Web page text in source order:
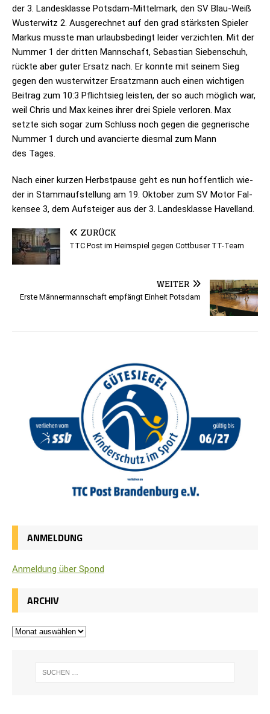
der 3. Lan­des­klasse Pots­dam-Mit­tel­mark, den SV Blau-Weiß
Wus­ter­witz 2. Aus­ge­rech­net auf den grad stärks­ten Spie­ler
Mar­kus musste man urlaubs­be­dingt lei­der ver­zich­ten. Mit der
Num­mer 1 der drit­ten Mann­schaft, Sebas­tian Sie­ben­schuh,
rückte aber guter Ersatz nach. Er konnte mit sei­nem Sieg
gegen den wus­ter­wit­zer Ersatz­mann auch einen wich­ti­gen
Bei­trag zum 10:3 Pflicht­sieg leis­ten, der so auch mög­lich war,
weil Chris und Max kei­nes ihrer drei Spiele ver­lo­ren. Max
setzte sich sogar zum Schluss noch gegen die geg­ne­ri­sche
Num­mer 1 durch und avan­cierte dies­mal zum Mann
des Tages.
Nach einer kur­zen Herbst­pause geht es nun hof­fent­lich wie­
der in Stamm­auf­stel­lung am 19. Okto­ber zum SV Motor Fal­
ken­see 3, dem Auf­stei­ger aus der 3. Lan­des­klasse Havelland.
ZURÜCK
TTC Post im Heimspiel gegen Cottbuser TT-Team
WEITER
Erste Männermannschaft empfängt Einheit Potsdam
ANMELDUNG
Anmel­dung über Spond
ARCHIV